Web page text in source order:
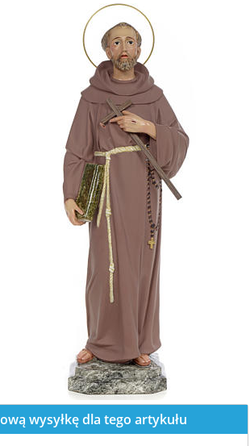
wysyłkę dla tego artykułu